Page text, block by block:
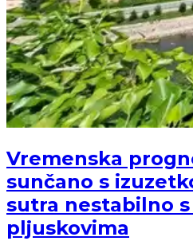
Vremenska
sunčano s
sutra nestabilno
pljuskovima